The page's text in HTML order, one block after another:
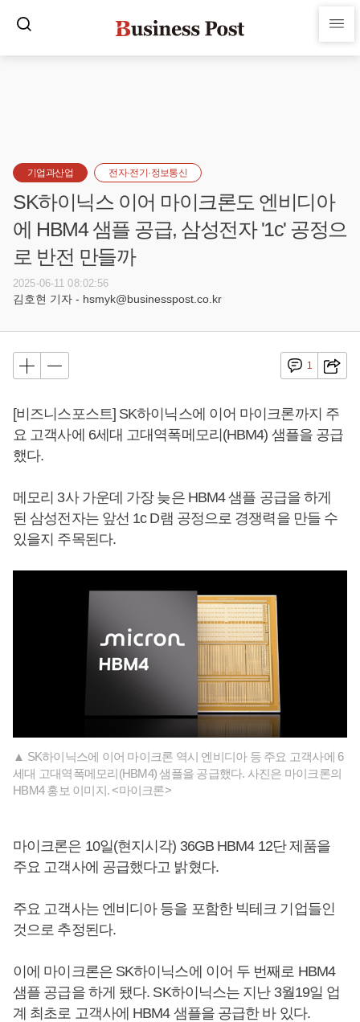
기업과산업 전자·전기·정보통신
SK하이닉스 이어 마이크론도 엔비디아
에 HBM4 샘플 공급, 삼성전자 '1c' 공정으
로 반전 만들까
2025-06-11 08:02:56
김호현 기자 - hsmyk@businesspost.co.kr
1
[비즈니스포스트] SK하이닉스에 이어 마이크론까지 주
요 고객사에 6세대 고대역폭메모리(HBM4) 샘플을 공급
했다.
메모리 3사 가운데 가장 늦은 HBM4 샘플 공급을 하게
된 삼성전자는 앞선 1c D램 공정으로 경쟁력을 만들 수
있을지 주목된다.
▲ SK하이닉스에 이어 마이크론 역시 엔비디아 등 주요 고객사에 6
세대 고대역폭메모리(HBM4) 샘플을 공급했다. 사진은 마이크론의
HBM4 홍보 이미지. <마이크론>
마이크론은 10일(현지시각) 36GB HBM4 12단 제품을
주요 고객사에 공급했다고 밝혔다.
주요 고객사는 엔비디아 등을 포함한 빅테크 기업들인
것으로 추정된다.
이에 마이크론은 SK하이닉스에 이어 두 번째로 HBM4
샘플 공급을 하게 됐다. SK하이닉스는 지난 3월19일 업
계 최초로 고객사에 HBM4 샘플을 공급한 바 있다.